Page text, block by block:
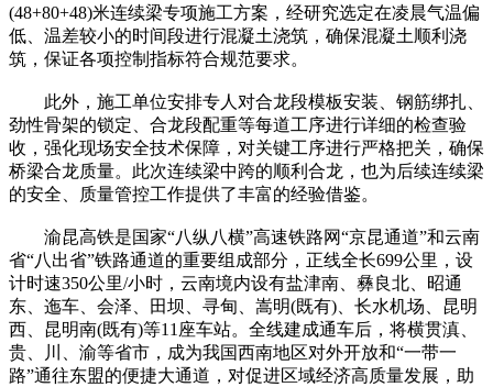
(48+80+48)米连续梁专项施工方案，经研究选定在凌晨气温偏
低、温差较小的时间段进行混凝土浇筑，确保混凝土顺利浇
筑，保证各项控制指标符合规范要求。
此外，施工单位安排专人对合龙段模板安装、钢筋绑扎、
劲性骨架的锁定、合龙段配重等每道工序进行详细的检查验
收，强化现场安全技术保障，对关键工序进行严格把关，确保
桥梁合龙质量。此次连续梁中跨的顺利合龙，也为后续连续梁
的安全、质量管控工作提供了丰富的经验借鉴。
渝昆高铁是国家“八纵八横”高速铁路网“京昆通道”和云南
省“八出省”铁路通道的重要组成部分，正线全长699公里，设
计时速350公里/小时，云南境内设有盐津南、彝良北、昭通
东、迤车、会泽、田坝、寻甸、嵩明(既有)、长水机场、昆明
西、昆明南(既有)等11座车站。全线建成通车后，将横贯滇、
贵、川、渝等省市，成为我国西南地区对外开放和“一带一
路”通往东盟的便捷大通道，对促进区域经济高质量发展，助